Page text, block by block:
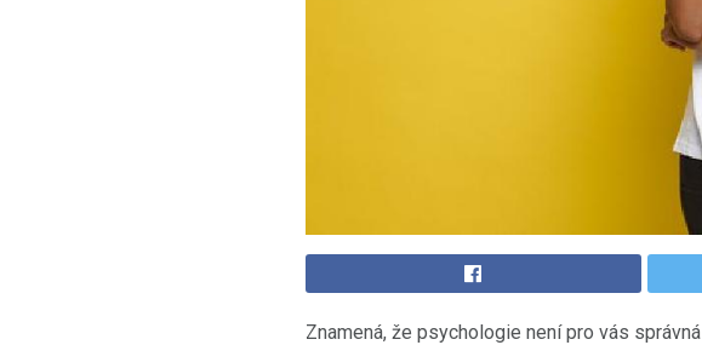
Znamená, že psychologie není pro vás správná